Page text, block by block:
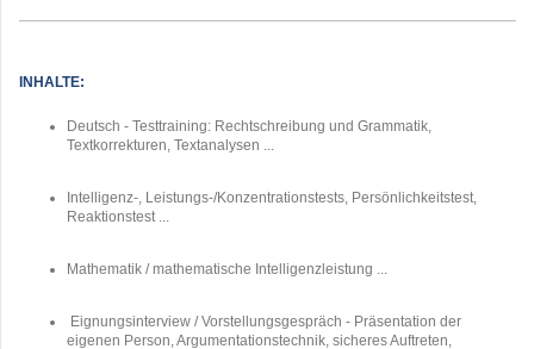
INHALTE:
Deutsch - Testtraining: Rechtschreibung und Grammatik,
Textkorrekturen, Textanalysen ...
Intelligenz-, Leistungs-/Konzentrationstests, Persönlichkeitstest,
Reaktionstest ...
Mathematik / mathematische Intelligenzleistung ...
Eignungsinterview / Vorstellungsgespräch - Präsentation der
eigenen Person, Argumentationstechnik, sicheres Auftreten,